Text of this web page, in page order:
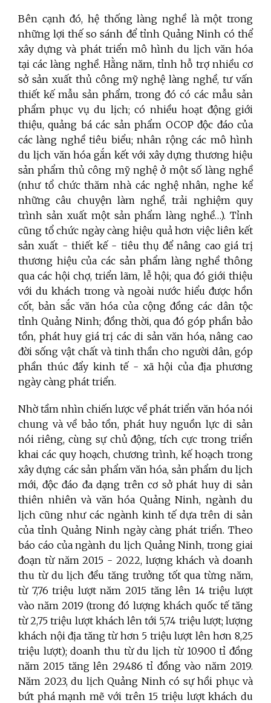
Bên cạnh đó, hệ thống làng nghề là một trong
những lợi thế so sánh để tỉnh Quảng Ninh có thể
xây dựng và phát triển mô hình du lịch văn hóa
tại các làng nghề. Hằng năm, tỉnh hỗ trợ nhiều cơ
sở sản xuất thủ công mỹ nghệ làng nghề, tư vấn
thiết kế mẫu sản phẩm, trong đó có các mẫu sản
phẩm phục vụ du lịch; có nhiều hoạt động giới
thiệu, quảng bá các sản phẩm OCOP độc đáo của
các làng nghề tiêu biểu; nhân rộng các mô hình
du lịch văn hóa gắn kết với xây dựng thương hiệu
sản phẩm thủ công mỹ nghệ ở một số làng nghề
(như tổ chức thăm nhà các nghệ nhân, nghe kể
những câu chuyện làm nghề, trải nghiệm quy
trình sản xuất một sản phẩm làng nghề…). Tỉnh
cũng tổ chức ngày càng hiệu quả hơn việc liên kết
sản xuất - thiết kế - tiêu thụ để nâng cao giá trị
thương hiệu của các sản phẩm làng nghề thông
qua các hội chợ, triển lãm, lễ hội; qua đó giới thiệu
với du khách trong và ngoài nước hiểu được hồn
cốt, bản sắc văn hóa của cộng đồng các dân tộc
tỉnh Quảng Ninh; đồng thời, qua đó góp phần bảo
tồn, phát huy giá trị các di sản văn hóa, nâng cao
đời sống vật chất và tinh thần cho người dân, góp
phần thúc đẩy kinh tế - xã hội của địa phương
ngày càng phát triển.
Nhờ tầm nhìn chiến lược về phát triển văn hóa nói
chung và về bảo tồn, phát huy nguồn lực di sản
nói riêng, cùng sự chủ động, tích cực trong triển
khai các quy hoạch, chương trình, kế hoạch trong
xây dựng các sản phẩm văn hóa, sản phẩm du lịch
mới, độc đáo đa dạng trên cơ sở phát huy di sản
thiên nhiên và văn hóa Quảng Ninh, ngành du
lịch cũng như các ngành kinh tế dựa trên di sản
của tỉnh Quảng Ninh ngày càng phát triển. Theo
báo cáo của ngành du lịch Quảng Ninh, trong giai
đoạn từ năm 2015 - 2022, lượng khách và doanh
thu từ du lịch đều tăng trưởng tốt qua từng năm,
từ 7,76 triệu lượt năm 2015 tăng lên 14 triệu lượt
vào năm 2019 (trong đó lượng khách quốc tế tăng
từ 2,75 triệu lượt khách lên tới 5,74 triệu lượt; lượng
khách nội địa tăng từ hơn 5 triệu lượt lên hơn 8,25
triệu lượt); doanh thu từ du lịch từ 10.900 tỉ đồng
năm 2015 tăng lên 29.486 tỉ đồng vào năm 2019.
Năm 2023, du lịch Quảng Ninh có sự hồi phục và
bứt phá mạnh mẽ với trên 15 triệu lượt khách du